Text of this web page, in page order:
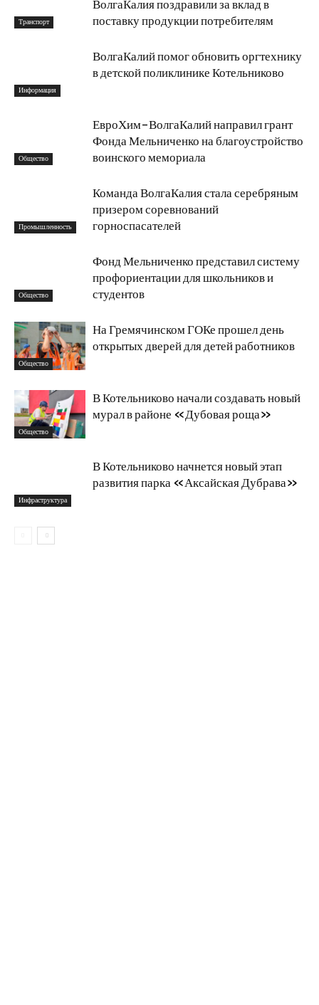
Транспорт
ВолгаКалия поздравили за вклад в
поставку продукции потребителям
Информация
ВолгаКалий помог обновить оргтехнику
в детской поликлинике Котельниково
Общество
ЕвроХим-ВолгаКалий направил грант
Фонда Мельниченко на благоустройство
воинского мемориала
Промышленность
Команда ВолгаКалия стала серебряным
призером соревнований
горноспасателей
Общество
Фонд Мельниченко представил систему
профориентации для школьников и
студентов
Общество
На Гремячинском ГОКе прошел день
открытых дверей для детей работников
Общество
В Котельниково начали создавать новый
мурал в районе «Дубовая роща»
Инфраструктура
В Котельниково начнется новый этап
развития парка «Аксайская Дубрава»